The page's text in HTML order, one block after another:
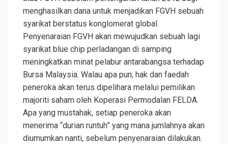
menghasilkan dana untuk menjadikan FGVH sebuah
syarikat berstatus konglomerat global.
Penyenaraian FGVH akan mewujudkan sebuah lagi
syarikat blue chip perladangan di samping
meningkatkan minat pelabur antarabangsa terhadap
Bursa Malaysia. Walau apa pun, hak dan faedah
peneroka akan terus dipelihara melalui pemilikan
majoriti saham oleh Koperasi Permodalan FELDA.
Apa yang mustahak, setiap peneroka akan
menerima “durian runtuh” yang mana jumlahnya akan
diumumkan nanti, sebelum penyenaraian dilakukan.